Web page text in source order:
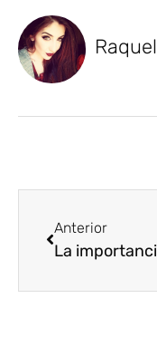
Raquel
Anterior